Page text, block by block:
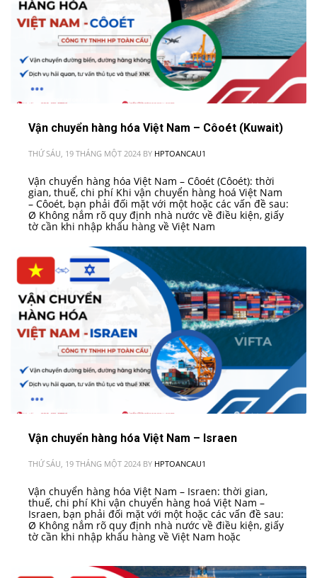
Vận chuyển hàng hóa Việt Nam – Côoét (Kuwait)
THỨ SÁU, 19 THÁNG MỘT 2024 BY HPTOANCAU1
Vận chuyển hàng hóa Việt Nam – Côoét (Côoét): thời
gian, thuế, chi phí Khi vận chuyển hàng hoá Việt Nam
– Côoét, bạn phải đối mặt với một hoặc các vấn đề sau:
Ø Không nắm rõ quy định nhà nước về điều kiện, giấy
tờ cần khi nhập khẩu hàng về Việt Nam
Vận chuyển hàng hóa Việt Nam – Israen
THỨ SÁU, 19 THÁNG MỘT 2024 BY HPTOANCAU1
Vận chuyển hàng hóa Việt Nam – Israen: thời gian,
thuế, chi phí Khi vận chuyển hàng hoá Việt Nam –
Israen, bạn phải đối mặt với một hoặc các vấn đề sau:
Ø Không nắm rõ quy định nhà nước về điều kiện, giấy
tờ cần khi nhập khẩu hàng về Việt Nam hoặc